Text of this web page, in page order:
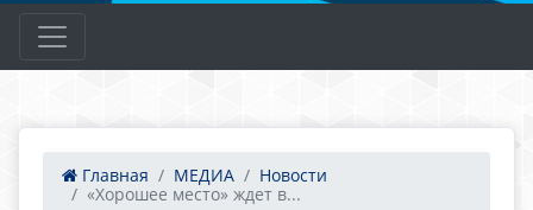
Главная МЕДИА
Новости
«Хорошее место» ждет в...